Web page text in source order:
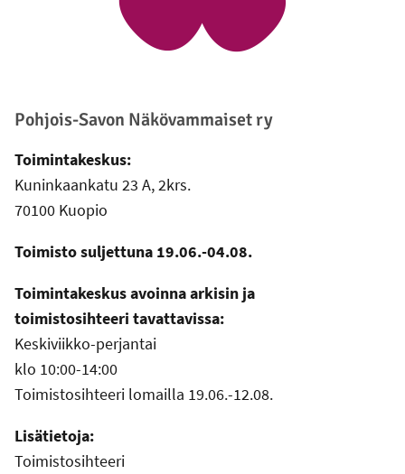
Pohjois-Savon Näkövammaiset ry
Toimintakeskus:
Kuninkaankatu 23 A, 2krs.
70100 Kuopio
Toimisto suljettuna 19.06.-04.08.
Toimintakeskus avoinna arkisin ja
toimistosihteeri tavattavissa:
Keskiviikko-perjantai
klo 10:00-14:00
Toimistosihteeri lomailla 19.06.-12.08.
Lisätietoja:
Toimistosihteeri